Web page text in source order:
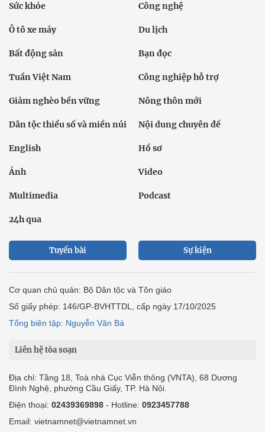
Sức khỏe Công nghệ
Ô tô xe máy Du lịch
Bất động sản Bạn đọc
Tuần Việt Nam Công nghiệp hỗ trợ
Giảm nghèo bền vững Nông thôn mới
Dân tộc thiểu số và miền núi Nội dung chuyên đề
English Hồ sơ
Ảnh Video
Multimedia Podcast
24h qua
Tuyến bài Sự kiện
Cơ quan chủ quản: Bộ Dân tộc và Tôn giáo
Số giấy phép: 146/GP-BVHTTDL, cấp ngày 17/10/2025
Tổng biên tập: Nguyễn Văn Bá
Liên hệ tòa soạn
Địa chỉ: Tầng 18, Toà nhà Cục Viễn thông (VNTA), 68 Dương
Đình Nghệ, phường Cầu Giấy, TP. Hà Nội.
Điện thoại: 02439369898 - Hotline: 0923457788
Email: vietnamnet@vietnamnet.vn